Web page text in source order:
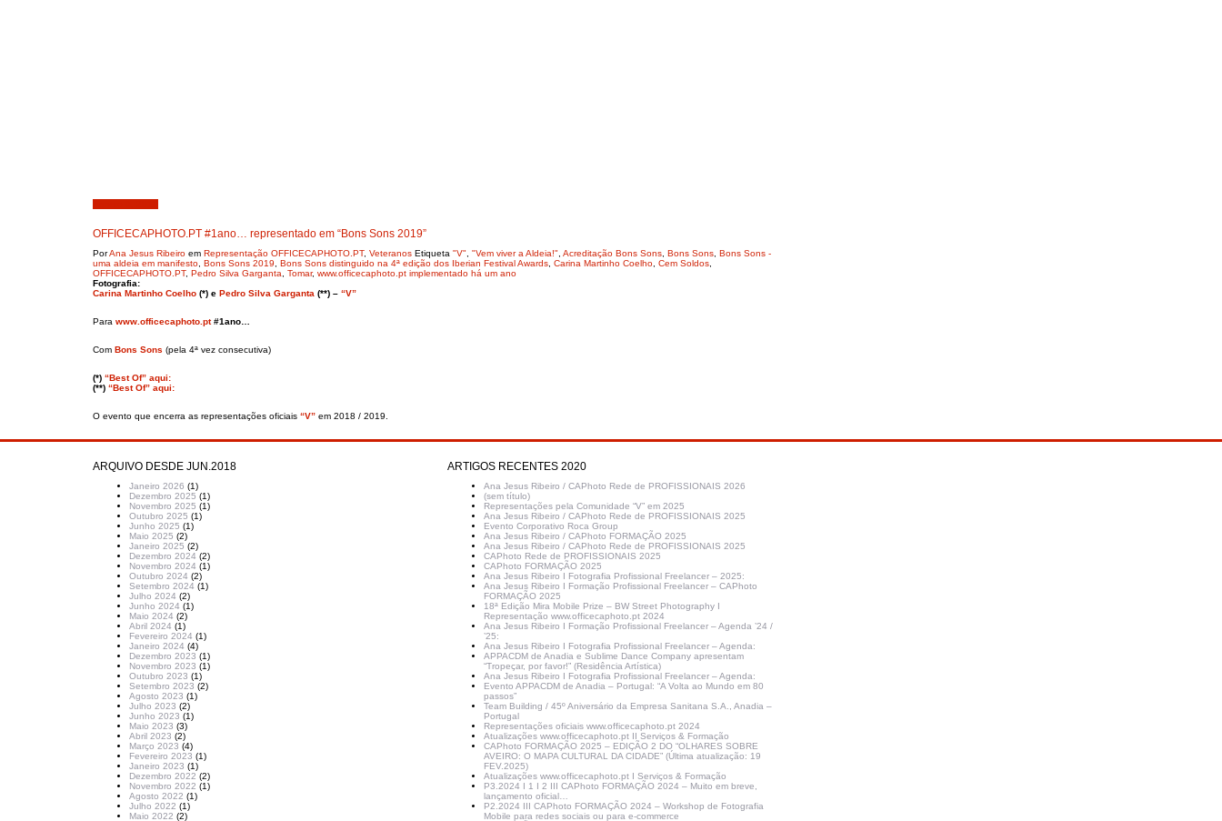
OFFICECAPHOTO.PT #1ano… representado em “Bons Sons 2019”
PorAna Jesus Ribeiro em Representação OFFICECAPHOTO.PT, Veteranos Etiqueta "V", "Vem viver a Aldeia!", Acreditação Bons Sons, Bons Sons, Bons Sons -
uma aldeia em manifesto, Bons Sons 2019, Bons Sons distinguido na 4ª edição dos Iberian Festival Awards, Carina Martinho Coelho, Cem Soldos,
OFFICECAPHOTO.PT, Pedro Silva Garganta, Tomar, www.officecaphoto.pt implementado há um ano
Fotografia:
Carina Martinho Coelho (*) e Pedro Silva Garganta (**) – “V”
Para www.officecaphoto.pt#1ano…
Com Bons Sons (pela 4ª vez consecutiva)
(*) “Best Of” aqui:
(**) “Best Of” aqui:
O evento que encerra as representações oficiais “V” em 2018 / 2019.
ARQUIVO DESDE JUN.2018
Janeiro 2026 (1)
Dezembro 2025 (1)
Novembro 2025 (1)
Outubro 2025 (1)
Junho 2025 (1)
Maio 2025 (2)
Janeiro 2025 (2)
Dezembro 2024 (2)
Novembro 2024 (1)
Outubro 2024 (2)
Setembro 2024 (1)
Julho 2024 (2)
Junho 2024 (1)
Maio 2024 (2)
Abril 2024 (1)
Fevereiro 2024 (1)
Janeiro 2024 (4)
Dezembro 2023 (1)
Novembro 2023 (1)
Outubro 2023 (1)
Setembro 2023 (2)
Agosto 2023 (1)
Julho 2023 (2)
Junho 2023 (1)
Maio 2023 (3)
Abril 2023 (2)
Março 2023 (4)
Fevereiro 2023 (1)
Janeiro 2023 (1)
Dezembro 2022 (2)
Novembro 2022 (1)
Agosto 2022 (1)
Julho 2022 (1)
Maio 2022 (2)
ARTIGOS RECENTES 2020
Ana Jesus Ribeiro / CAPhoto Rede de PROFISSIONAIS 2026
(sem título)
Representações pela Comunidade “V” em 2025
Ana Jesus Ribeiro / CAPhoto Rede de PROFISSIONAIS 2025
Evento Corporativo Roca Group
Ana Jesus Ribeiro / CAPhoto FORMAÇÃO 2025
Ana Jesus Ribeiro / CAPhoto Rede de PROFISSIONAIS 2025
CAPhoto Rede de PROFISSIONAIS 2025
CAPhoto FORMAÇÃO 2025
Ana Jesus Ribeiro I Fotografia Profissional Freelancer – 2025:
Ana Jesus Ribeiro I Formação Profissional Freelancer – CAPhoto
FORMAÇÃO 2025
18ª Edição Mira Mobile Prize – BW Street Photography I
Representação www.officecaphoto.pt 2024
Ana Jesus Ribeiro I Formação Profissional Freelancer – Agenda ’24 /
’25:
Ana Jesus Ribeiro I Fotografia Profissional Freelancer – Agenda:
APPACDM de Anadia e Sublime Dance Company apresentam
“Tropeçar, por favor!” (Residência Artística)
Ana Jesus Ribeiro I Fotografia Profissional Freelancer – Agenda:
Evento APPACDM de Anadia – Portugal: “A Volta ao Mundo em 80
passos”
Team Building / 45º Aniversário da Empresa Sanitana S.A., Anadia –
Portugal
Representações oficiais www.officecaphoto.pt 2024
Atualizações www.officecaphoto.pt II Serviços & Formação
CAPhoto FORMAÇÃO 2025 – EDIÇÃO 2 DO “OLHARES SOBRE
AVEIRO: O MAPA CULTURAL DA CIDADE” (Última atualização: 19
FEV.2025)
Atualizações www.officecaphoto.pt I Serviços & Formação
P3.2024 I 1 I 2 III CAPhoto FORMAÇÃO 2024 – Muito em breve,
lançamento oficial…
P2.2024 III CAPhoto FORMAÇÃO 2024 – Workshop de Fotografia
Mobile para redes sociais ou para e-commerce